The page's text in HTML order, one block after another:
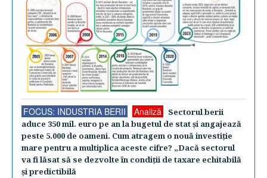
FOCUS: INDUSTRIA BERII Analiză
Sectorul berii
aduce 350 mil. euro pe an la bugetul de stat şi angajează
peste 5.000 de oameni. Cum atragem o nouă investiţie
mare pentru a multiplica aceste cifre? „Dacă sectorul
va fi lăsat să se dezvolte în condiţii de taxare echitabilă
şi predictibilă